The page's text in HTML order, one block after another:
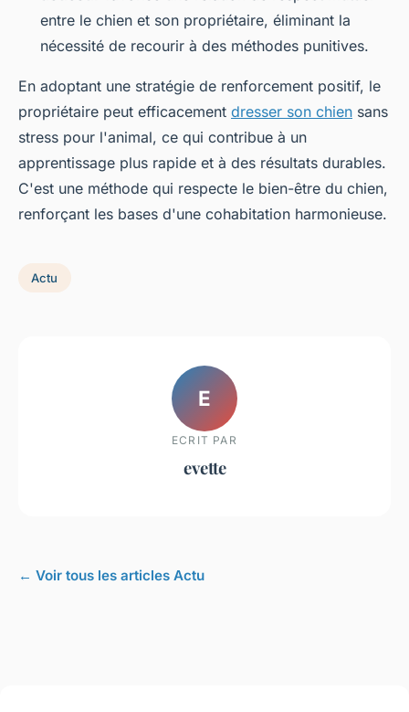
entre le chien et son propriétaire, éliminant la
nécessité de recourir à des méthodes punitives.
En adoptant une stratégie de renforcement positif, le
propriétaire peut efficacement dresser son chien sans
stress pour l'animal, ce qui contribue à un
apprentissage plus rapide et à des résultats durables.
C'est une méthode qui respecte le bien-être du chien,
renforçant les bases d'une cohabitation harmonieuse.
Actu
E
ECRIT PAR
evette
← Voir tous les articles Actu